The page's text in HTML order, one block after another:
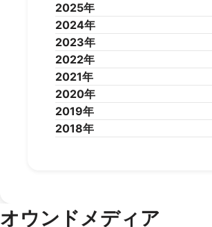
2026年7月 2026年6月
2026年5月 2026年4月
2026年3月 2026年2月
2025年
2025年12月2025年11月
2025年10月2025年9月
2025年8月 2025年7月
2025年6月
2025年4月
2025年2月
2024年
2024年12月2024年11月
2024年10月2024年9月
2024年8月 2024年7月
2024年6月
2024年4月
2024年2月
2023年
2023年12月2023年11月
2023年10月2023年9月
2023年8月 2023年7月
2023年6月
2023年4月
2022年
2022年12月2022年11月
2022年10月2022年9月
2022年8月 2022年7月
2022年6月
2021年
2021年12月2021年11月
2021年10月2021年9月
2021年8月 2021年7月
2020年
2020年12月2020年11月
2020年10月2020年9月
2019年
2019年12月2019年11月
2019年2月
2019年1月
2018年
オウンドメディア